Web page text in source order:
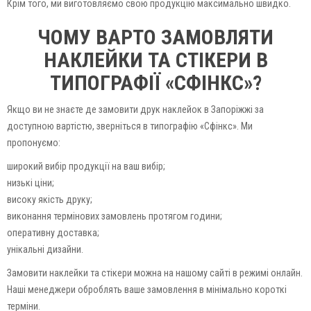
Крім того, ми виготовляємо свою продукцію максимально швидко.
ЧОМУ ВАРТО ЗАМОВЛЯТИ
НАКЛЕЙКИ ТА СТІКЕРИ В
ТИПОГРАФІЇ «СФІНКС»?
Якщо ви не знаєте де замовити друк наклейок в Запоріжжі за
доступною вартістю, зверніться в типографію «Сфінкс». Ми
пропонуємо:
широкий вибір продукції на ваш вибір;
низькі ціни;
високу якість друку;
виконання термінових замовлень протягом години;
оперативну доставка;
унікальні дизайни.
Замовити наклейки та стікери можна на нашому сайті в режимі онлайн.
Наші менеджери оброблять ваше замовлення в мінімально короткі
терміни.